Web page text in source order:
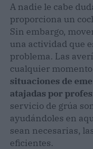
A nadie le cabe
proporciona un
Sin embargo,
una actividad que
problema. Las
cualquier
situaciones de
atajadas por
servicio de grúa
ayudándoles en
sean necesarias,
eficientes.